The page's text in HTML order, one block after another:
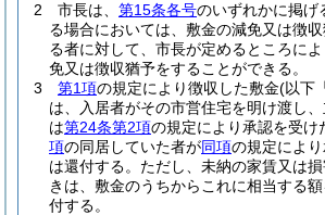
2
市長は、 第15条各号のいずれかに掲げ
る場合においては、敷金の減免又は徴
る者に対して、市長が定めるところに
免又は徴収猶予をすることができる。
3
第1項の規定により徴収した敷金(以下
は、入居者がその市営住宅を明け渡し、
は第24条第2項の規定により承認を受け
項の同居していた者が同項の規定によ
は還付する。 ただし、未納の家賃又は
きは、敷金のうちからこれに相当する
付する。